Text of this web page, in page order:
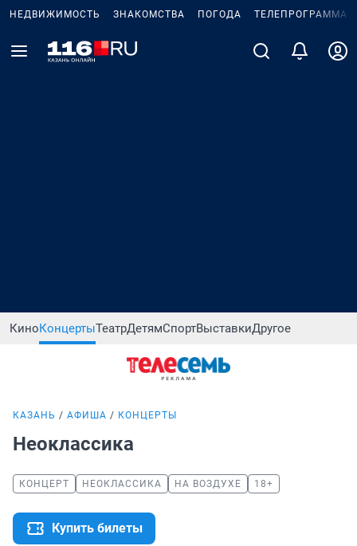
НЕДВИЖИМОСТЬ ЗНАКОМСТВА ПОГОДА ТЕЛЕПРОГРАММА
КиноКонцертыТеатрДетямСпортВыставкиДругое
КАЗАНЬ АФИША КОНЦЕРТЫ
Неоклассика
КОНЦЕРТ НЕОКЛАССИКА НА ВОЗДУХЕ 18+
Купить билеты